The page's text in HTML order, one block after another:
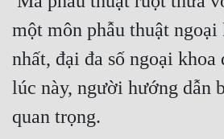
Đô Thị
Đông Phương
một môn phẫu thuật ngoại
nhất, đại đa số ngoại khoa
lúc này, người hướng dẫn
quan trọng.